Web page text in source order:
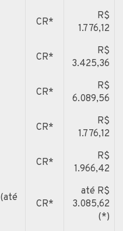
CR*
R$
1.776,12
CR*
R$
3.425,36
CR*
R$
6.089,56
CR*
R$
1.776,12
CR*
R$
1.966,42
CR*
até R$
3.085,62
(*)